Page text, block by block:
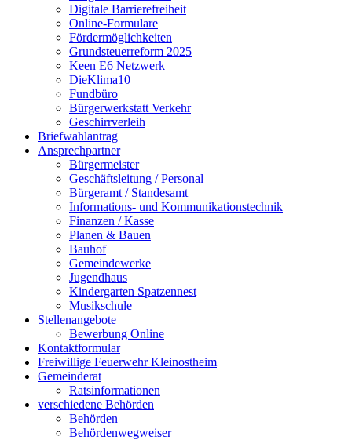
Digitale Barrierefreiheit
Online-Formulare
Fördermöglichkeiten
Grundsteuerreform 2025
Keen E6 Netzwerk
DieKlima10
Fundbüro
Bürgerwerkstatt Verkehr
Geschirrverleih
Briefwahlantrag
Ansprechpartner
Bürgermeister
Geschäftsleitung / Personal
Bürgeramt / Standesamt
Informations- und Kommunikationstechnik
Finanzen / Kasse
Planen & Bauen
Bauhof
Gemeindewerke
Jugendhaus
Kindergarten Spatzennest
Musikschule
Stellenangebote
Bewerbung Online
Kontaktformular
Freiwillige Feuerwehr Kleinostheim
Gemeinderat
Ratsinformationen
verschiedene Behörden
Behörden
Behördenwegweiser